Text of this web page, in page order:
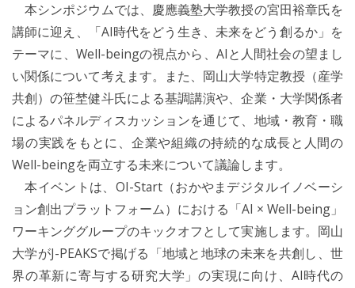
本シンポジウムでは、慶應義塾大学教授の宮田裕章氏を
講師に迎え、「AI時代をどう生き、未来をどう創るか」を
テーマに、Well-beingの視点から、AIと人間社会の望まし
い関係について考えます。また、岡山大学特定教授（産学
共創）の笹埜健斗氏による基調講演や、企業・大学関係者
によるパネルディスカッションを通じて、地域・教育・職
場の実践をもとに、企業や組織の持続的な成長と人間の
Well-beingを両立する未来について議論します。
本イベントは、OI-Start（おかやまデジタルイノベーシ
ョン創出プラットフォーム）における「AI × Well-being」
ワーキンググループのキックオフとして実施します。岡山
大学がJ-PEAKSで掲げる「地域と地球の未来を共創し、世
界の革新に寄与する研究大学」の実現に向け、AI時代の